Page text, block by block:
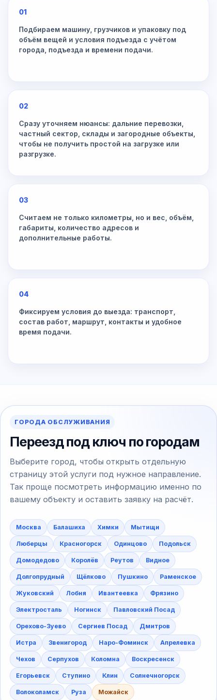
01
Подбираем машину, грузчиков и упаковку под
объём вещей и условия подъезда с учётом
города, подъезда и времени подачи.
02
Сразу уточняем нюансы: дальние перевозки,
частный сектор, склады и загородные объекты,
чтобы не получить простой на загрузке или
разгрузке.
03
Считаем не только километры, но и вес, объём,
габариты, количество адресов и
дополнительные работы.
04
Фиксируем условия до выезда: транспорт,
состав работ, маршрут, контакты и удобное
время подачи.
ГОРОДА ОБСЛУЖИВАНИЯ
Переезд под ключ по городам
Выберите город, чтобы открыть отдельную
страницу этой услуги под нужное направление.
Так проще посмотреть информацию именно по
вашему объекту и оставить заявку на расчёт.
Москва Балашиха Химки Мытищи
Люберцы Красногорск Одинцово Подольск
Домодедово Королёв Реутов Видное
Долгопрудный Щёлково Пушкино Раменское
Жуковский Лобня Ивантеевка Фрязино
Электросталь Ногинск Павловский Посад
Орехово-Зуево Сергиев Посад Дмитров
Истра Звенигород Наро-Фоминск Апрелевка
Чехов Серпухов Коломна Воскресенск
Егорьевск Ступино Клин Солнечногорск
Волоколамск Руза Можайск